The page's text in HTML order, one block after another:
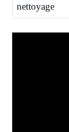
nettoyage